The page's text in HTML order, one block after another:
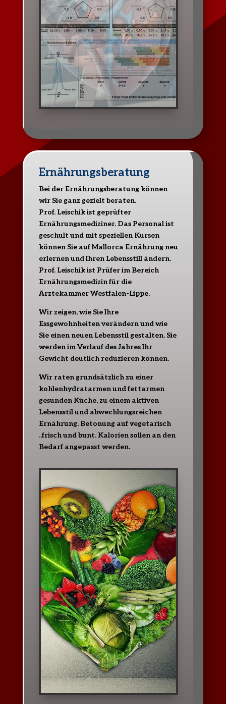
Ernährungsberatung
Bei der Ernährungsberatung können
wir Sie ganz gezielt beraten.
Prof. Leischik ist geprüfter
Ernährungsmediziner. Das Personal ist
geschult und mit speziellen Kursen
können Sie auf Mallorca Ernährung neu
erlernen und Ihren Lebensstill ändern.
Prof. Leischik ist Prüfer im Bereich
Ernährungsmedizin für die
Ärztekammer Westfalen-Lippe.
Wir zeigen, wie Sie Ihre
Essgewohnheiten verändern und wie
Sie einen neuen Lebensstil gestalten. Sie
werden im Verlauf des Jahres Ihr
Gewicht deutlich reduzieren können.
Wir raten grundsätzlich zu einer
kohlenhydratarmen und fettarmen
gesunden Küche, zu einem aktiven
Lebensstil und abwechlungsreichen
Ernährung. Betonung auf vegetarisch
..frisch und bunt. Kalorien sollen an den
Bedarf angepasst werden.